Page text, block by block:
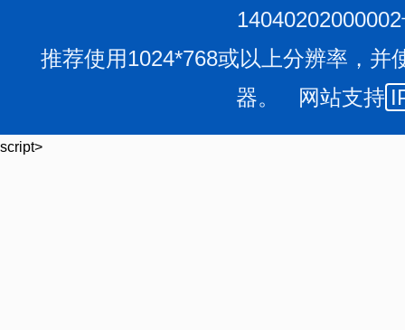
推荐使用1024*768或以上分辨率，并
器。 网站支持
script>